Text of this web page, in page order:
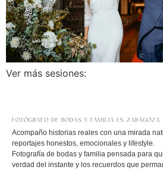
Ver más sesiones:
FOTÓGRAFO DE BODAS Y FAMILIA EN ZARAGOZA
Acompaño historias reales con una mirada
reportajes honestos, emocionales y lifestyle.
Fotografía de bodas y familia pensada para
verdad del instante y los recuerdos que